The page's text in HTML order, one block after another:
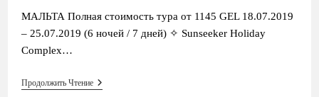
МАЛЬТА Полная стоимость тура от 1145 GEL 18.07.2019
– 25.07.2019 (6 ночей / 7 дней) ✧ Sunseeker Holiday
Complex…
Продолжить ЧтениеМАЛЬТА